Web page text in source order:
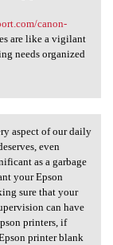
canon-
are like a vigilant
needs organized
aspect of our daily
even
as a garbage
your Epson
sure that your
can have
printers, if
printer blank